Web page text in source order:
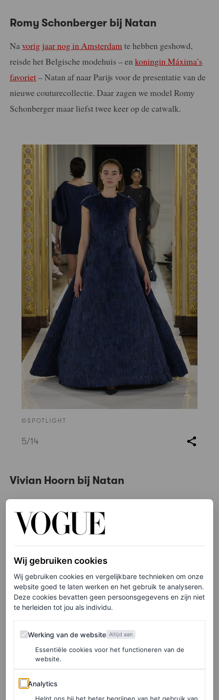
Romy Schonberger bij Natan
Navorig jaar nog in Amsterdamte hebben geshowd,
reisde het Belgische modehuis – en koningin Máxima’s
favoriet– Natan af naar Parijs voor de presentatie van de
nieuwe couturecollectie. Daar zagen we model Romy
Schonberger maar liefst twee keer op de catwalk.
©SPOTLIGHT
5/14
Vivian Hoorn bij Natan
Romy was niet het enige bekende Nederlandse gezicht
op de catwalk; ook model, ondernemer en
columnistVivian Hoorn maakt een verschijning bij
Natan. Dat deed ze in eenall-blacklook: een
doorschijnende jurk met col en
Wij gebruiken cookies
Wij gebruiken cookies en vergelijkbare technieken om onze
website goed te laten werken en het gebruik te analyseren.
Deze cookies bevatten geen persoonsgegevens en zijn niet
te herleiden tot jou als individu.
Werking van de website
Werking van de website Altijd aan
Essentiële cookies voor het functioneren van de
website.
Analytics
Analytics